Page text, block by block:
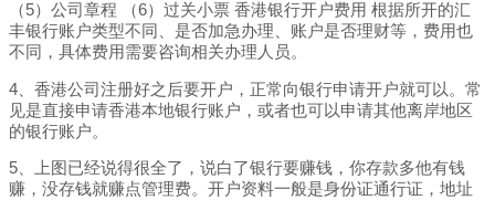
（5）公司章程 （6）过关小票 香港银行开户费用 根据所开的汇
丰银行账户类型不同、是否加急办理、账户是否理财等，费用也
不同，具体费用需要咨询相关办理人员。
4、香港公司注册好之后要开户，正常向银行申请开户就可以。常
见是直接申请香港本地银行账户，或者也可以申请其他离岸地区
的银行账户。
5、上图已经说得很全了，说白了银行要赚钱，你存款多他有钱
赚，没存钱就赚点管理费。开户资料一般是身份证通行证，地址